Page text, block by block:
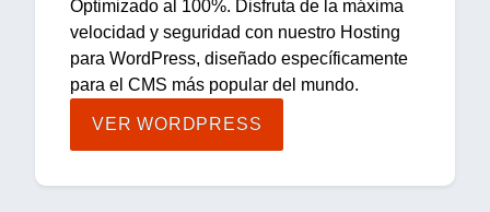
Optimizado al 100%. Disfruta de la máxima
velocidad y seguridad con nuestro Hosting
para WordPress, diseñado específicamente
para el CMS más popular del mundo.
VER WORDPRESS